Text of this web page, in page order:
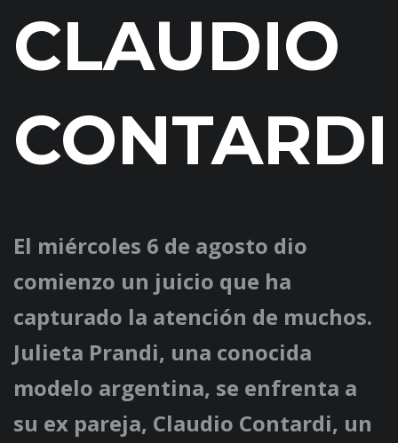
CLAUDIO
CONTARDI
El miércoles 6 de agosto dio
comienzo un juicio que ha
capturado la atención de muchos.
Julieta Prandi, una conocida
modelo argentina, se enfrenta a
su ex pareja, Claudio Contardi, un